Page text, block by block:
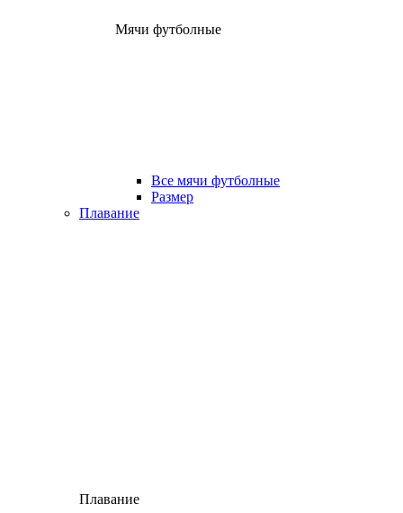
Мячи футболные
Все мячи футболные
Размер
Плавание
Плавание